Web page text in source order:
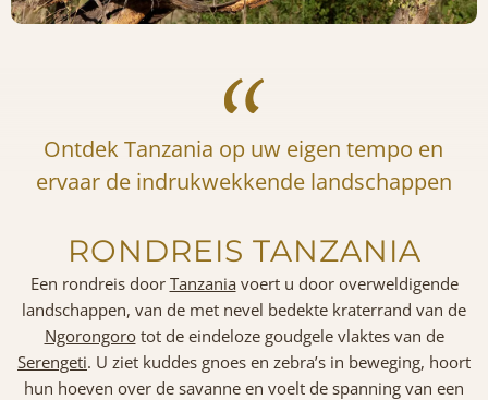
Ontdek Tanzania op uw eigen tempo en
ervaar de indrukwekkende landschappen
RONDREIS TANZANIA
Een rondreis door Tanzania voert u door overweldigende
landschappen, van de met nevel bedekte kraterrand van de
Ngorongorotot de eindeloze goudgele vlaktes van de
Serengeti. U ziet kuddes gnoes en zebra’s in beweging, hoort
hun hoeven over de savanne en voelt de spanning van een